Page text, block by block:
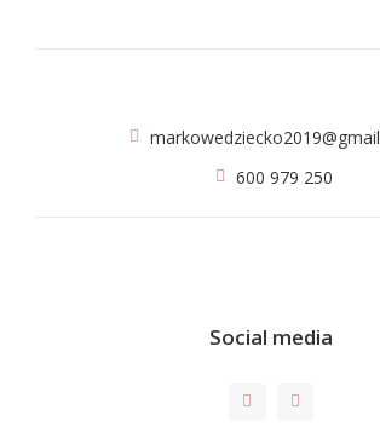
600 979 250
Social media